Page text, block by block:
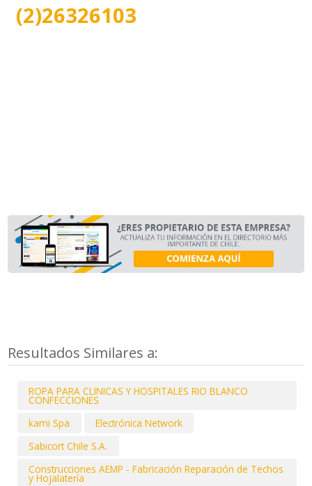
(2)26326103
Resultados Similares a:
ROPA PARA CLINICAS Y HOSPITALES RIO BLANCO
CONFECCIONES
kami Spa
Electrónica Network
Sabicort Chile S.A.
Construcciones AEMP - Fabricación Reparación de Techos
y Hojalatería